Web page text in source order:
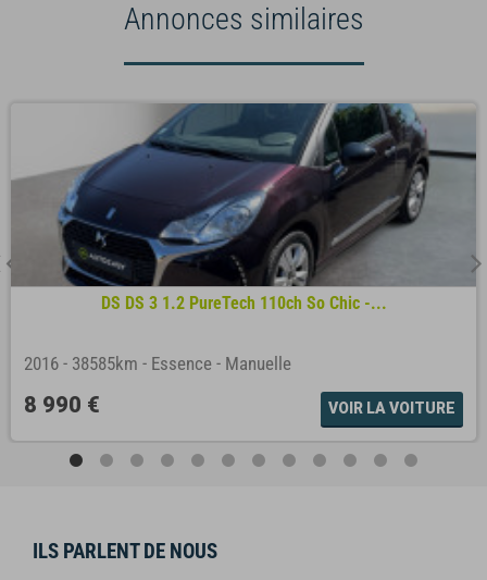
Annonces similaires
DS DS 3 1.2 PureTech 110ch So Chic -...
2016 - 38585km - Essence - Manuelle
8 990 € VOIR LA VOITURE
ILS PARLENT DE NOUS